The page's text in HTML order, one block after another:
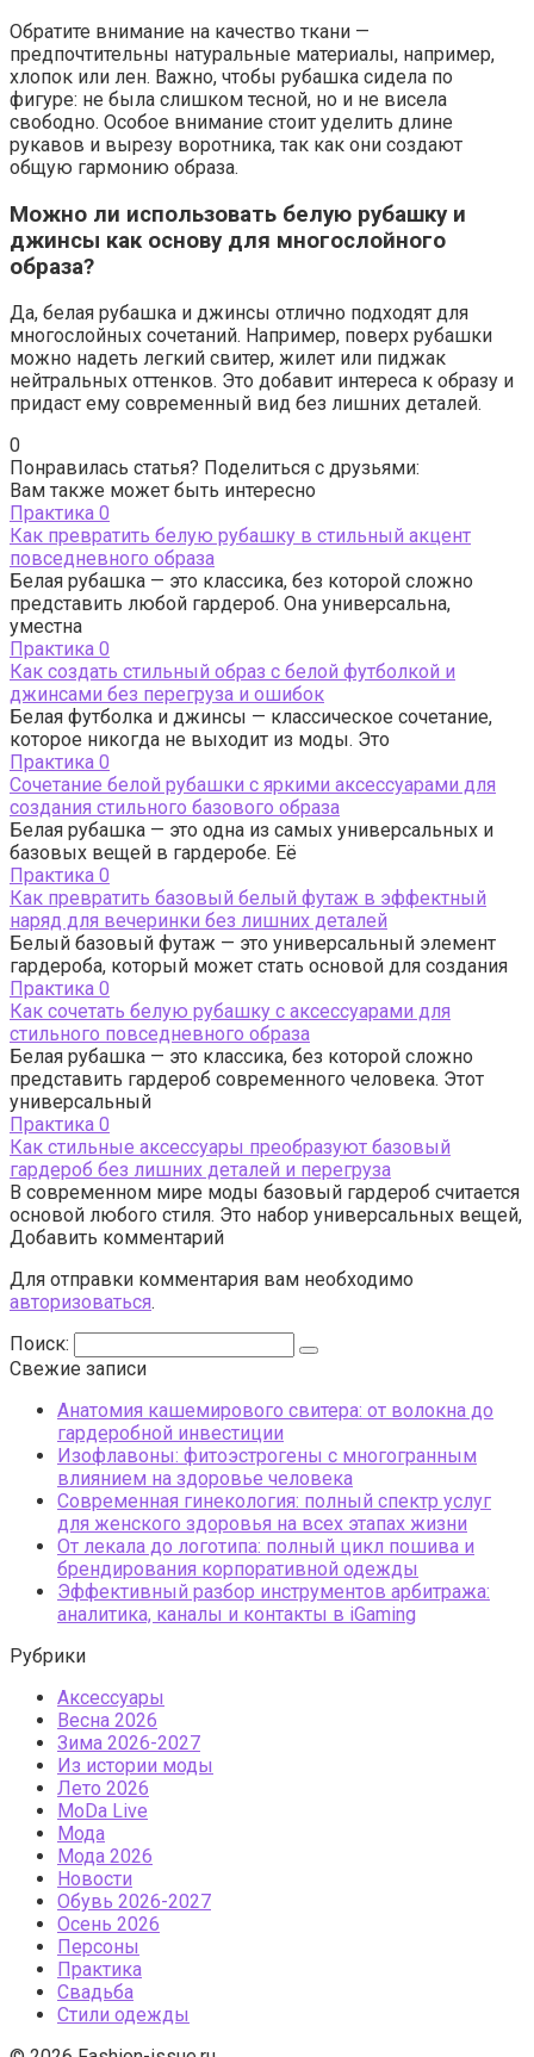
Обратите внимание на качество ткани —
предпочтительны натуральные материалы, например,
хлопок или лен. Важно, чтобы рубашка сидела по
фигуре: не была слишком тесной, но и не висела
свободно. Особое внимание стоит уделить длине
рукавов и вырезу воротника, так как они создают
общую гармонию образа.
Можно ли использовать белую рубашку и
джинсы как основу для многослойного
образа?
Да, белая рубашка и джинсы отлично подходят для
многослойных сочетаний. Например, поверх рубашки
можно надеть легкий свитер, жилет или пиджак
нейтральных оттенков. Это добавит интереса к образу и
придаст ему современный вид без лишних деталей.
0
Понравилась статья? Поделиться с друзьями:
Вам также может быть интересно
Практика 0
Как превратить белую рубашку в стильный акцент
повседневного образа
Белая рубашка — это классика, без которой сложно
представить любой гардероб. Она универсальна,
уместна
Практика 0
Как создать стильный образ с белой футболкой и
джинсами без перегруза и ошибок
Белая футболка и джинсы — классическое сочетание,
которое никогда не выходит из моды. Это
Практика 0
Сочетание белой рубашки с яркими аксессуарами для
создания стильного базового образа
Белая рубашка — это одна из самых универсальных и
базовых вещей в гардеробе. Её
Практика 0
Как превратить базовый белый футаж в эффектный
наряд для вечеринки без лишних деталей
Белый базовый футаж — это универсальный элемент
гардероба, который может стать основой для создания
Практика 0
Как сочетать белую рубашку с аксессуарами для
стильного повседневного образа
Белая рубашка — это классика, без которой сложно
представить гардероб современного человека. Этот
универсальный
Практика 0
Как стильные аксессуары преобразуют базовый
гардероб без лишних деталей и перегруза
В современном мире моды базовый гардероб считается
основой любого стиля. Это набор универсальных вещей,
Добавить комментарий
Для отправки комментария вам необходимо
авторизоваться.
Поиск:
Свежие записи
Анатомия кашемирового свитера: от волокна до
гардеробной инвестиции
Изофлавоны: фитоэстрогены с многогранным
влиянием на здоровье человека
Современная гинекология: полный спектр услуг
для женского здоровья на всех этапах жизни
От лекала до логотипа: полный цикл пошива и
брендирования корпоративной одежды
Эффективный разбор инструментов арбитража:
аналитика, каналы и контакты в iGaming
Рубрики
Аксессуары
Весна 2026
Зима 2026-2027
Из истории моды
Лето 2026
МоDа Live
Мода
Мода 2026
Новости
Обувь 2026-2027
Осень 2026
Персоны
Практика
Свадьба
Стили одежды